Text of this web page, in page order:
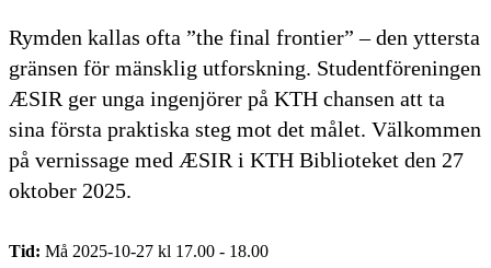
Rymden kallas ofta ”the final frontier” – den yttersta
gränsen för mänsklig utforskning. Studentföreningen
ÆSIR ger unga ingenjörer på KTH chansen att ta
sina första praktiska steg mot det målet. Välkommen
på vernissage med ÆSIR i KTH Biblioteket den 27
oktober 2025.
Tid: Må 2025-10-27 kl 17.00 - 18.00